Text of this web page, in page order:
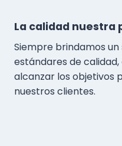
La calidad nuestra
Siempre brindamos
estándares de
alcanzar los objetivos
nuestros clientes.